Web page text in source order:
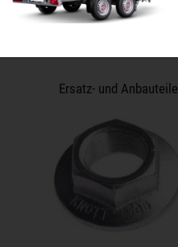
ÄHNLICHEPRODUKTE
Ersatz- und Anbauteile